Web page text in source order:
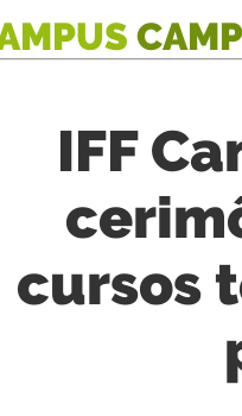
IFF
cursos